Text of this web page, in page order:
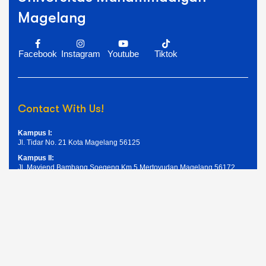
Magelang
Facebook Instagram Youtube Tiktok
Contact With Us!
Kampus I:
Jl. Tidar No. 21 Kota Magelang 56125
Kampus II:
Jl. Mayjend Bambang Soegeng Km.5 Mertoyudan Magelang 56172